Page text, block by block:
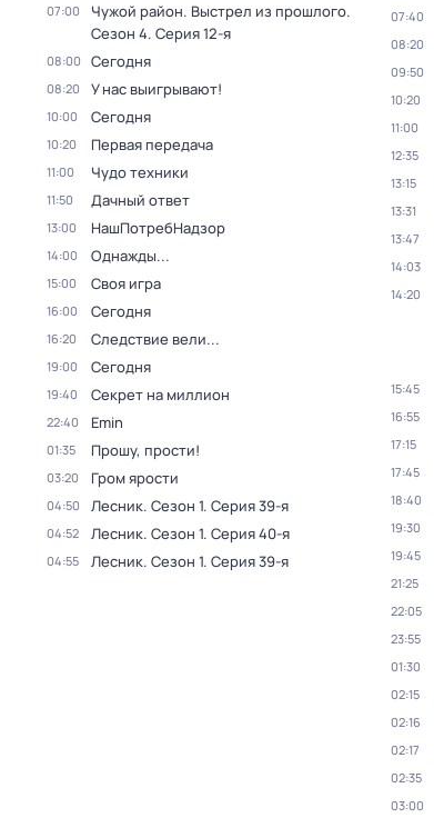
07:00 Чужой район. Выстрел из прошлого.
Сезон 4. Серия 12-я
08:00 Сегодня
08:20 У нас выигрывают!
10:00 Сегодня
10:20 Первая передача
11:00 Чудо техники
11:50 Дачный ответ
13:00 НашПотребНадзор
14:00 Однажды...
15:00 Своя игра
16:00 Сегодня
16:20 Следствие вели...
19:00 Сегодня
19:40 Секрет на миллион
22:40 Emin
01:35 Прошу, прости!
03:20 Гром ярости
04:50 Лесник. Сезон 1. Серия 39-я
04:52 Лесник. Сезон 1. Серия 40-я
04:55 Лесник. Сезон 1. Серия 39-я
07:40
08:20
09:50
10:20
11:00
12:35
13:15
13:31
13:47
14:03
14:20
15:45
16:55
17:15
17:45
18:40
19:30
19:45
21:25
22:05
23:55
01:30
02:15
02:16
02:17
02:35
03:00